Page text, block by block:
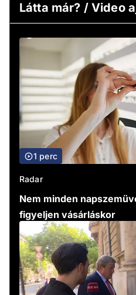
Látta már? / Video
1 perc
Radar
Nem minden
figyeljen vásárláskor